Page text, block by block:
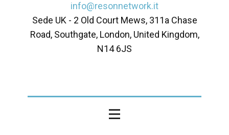
info@resonnetwork.it
Sede UK - ​2 Old Court Mews, 311a Chase
Road, Southgate, London, United Kingdom,
N14 6JS